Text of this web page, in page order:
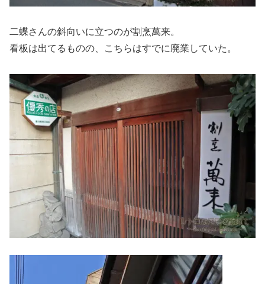
二蝶さんの斜向いに立つのが割烹萬来。
看板は出てるものの、こちらはすでに廃業していた。